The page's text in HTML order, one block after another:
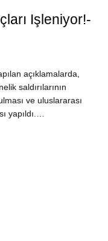
Işleniyor!-
açıklamalarda,
saldırılarının
ve uluslararası
yapıldı.…